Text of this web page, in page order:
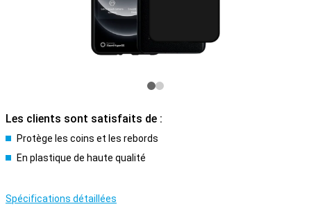
Les clients sont satisfaits de :
Protège les coins et les rebords
En plastique de haute qualité
Spécifications détaillées